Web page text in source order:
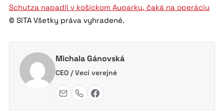
Schutza napadli v košickom Auparku, čaká na operáciu
© SITA Všetky práva vyhradené.
Michala Gánovská
CEO / Veci verejné